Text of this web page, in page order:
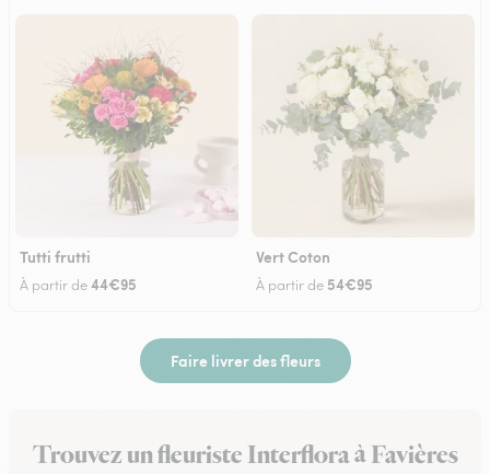
Tutti frutti
À partir de44€95
Vert Coton
À partir de 54€95
Faire livrer des fleurs
Trouvez un fleuriste Interflora à Favières